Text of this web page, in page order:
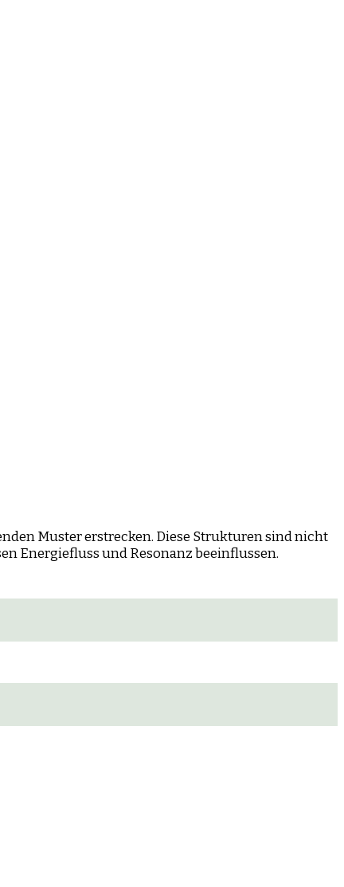
Muster erstrecken. Diese Strukturen sind nicht
Energiefluss und Resonanz beeinflussen.